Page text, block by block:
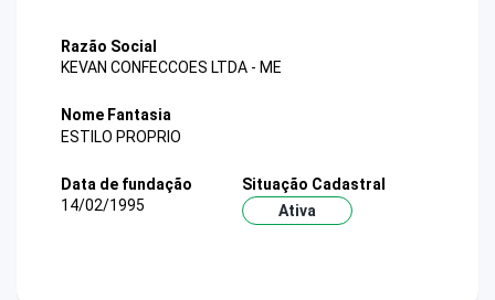
Razão Social
KEVAN CONFECCOES LTDA - ME
Nome Fantasia
ESTILO PROPRIO
Data de fundação
14/02/1995
Situação Cadastral
Ativa